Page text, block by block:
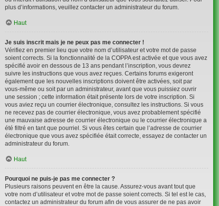
plus d’informations, veuillez contacter un administrateur du forum.
Haut
Je suis inscrit mais je ne peux pas me connecter !
Vérifiez en premier lieu que votre nom d’utilisateur et votre mot de passe
soient corrects. Si la fonctionnalité de la COPPA est activée et que vous avez
spécifié avoir en dessous de 13 ans pendant l’inscription, vous devrez
suivre les instructions que vous avez reçues. Certains forums exigeront
également que les nouvelles inscriptions doivent être activées, soit par
vous-même ou soit par un administrateur, avant que vous puissiez ouvrir
une session ; cette information était présente lors de votre inscription. Si
vous aviez reçu un courrier électronique, consultez les instructions. Si vous
ne recevez pas de courrier électronique, vous avez probablement spécifié
une mauvaise adresse de courrier électronique ou le courrier électronique a
été filtré en tant que pourriel. Si vous êtes certain que l’adresse de courrier
électronique que vous avez spécifiée était correcte, essayez de contacter un
administrateur du forum.
Haut
Pourquoi ne puis-je pas me connecter ?
Plusieurs raisons peuvent en être la cause. Assurez-vous avant tout que
votre nom d’utilisateur et votre mot de passe soient corrects. Si tel est le cas,
contactez un administrateur du forum afin de vous assurer de ne pas avoir